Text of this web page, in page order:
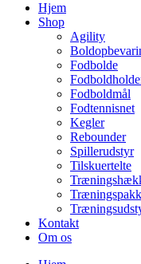
Hjem
Shop
Agility
Fodbolde
Fodboldmål
Fodtennisnet
Kegler
Rebounder
Spillerudstyr
Tilskuertelte
Kontakt
Om os